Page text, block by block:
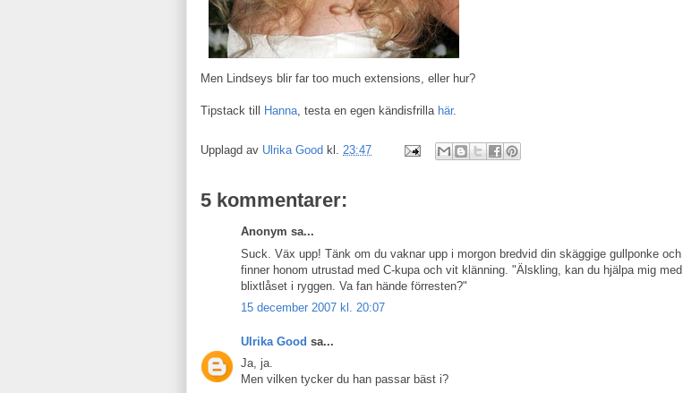
Men Lindseys blir far too much extensions, eller hur?
Tipstack till Hanna, testa en egen kändisfrilla här.
Upplagd av Ulrika Good kl. 23:47
5 kommentarer:
Anonym sa...
Suck. Väx upp! Tänk om du vaknar upp i morgon bredvid din skäggige gullponke och
finner honom utrustad med C-kupa och vit klänning. "Älskling, kan du hjälpa mig med
blixtlåset i ryggen. Va fan hände förresten?"
15 december 2007 kl. 20:07
Ulrika Good sa...
Ja, ja.
Men vilken tycker du han passar bäst i?